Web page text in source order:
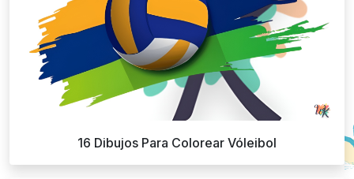
16 Dibujos Para Colorear Vóleibol